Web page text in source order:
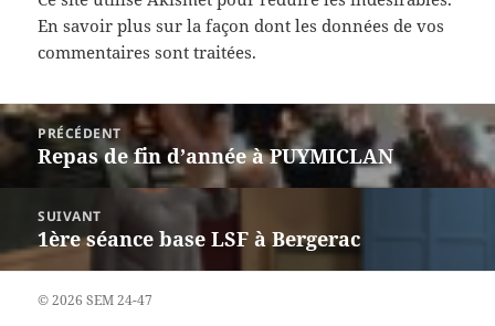
En savoir plus sur la façon dont les données de vos
commentaires sont traitées.
Navigation
de
l’article
PRÉCÉDENT
Article
précédent :
Repas de fin d’année à PUYMICLAN
SUIVANT
Article
suivant :
1ère séance base LSF à Bergerac
© 2026 SEM 24-47